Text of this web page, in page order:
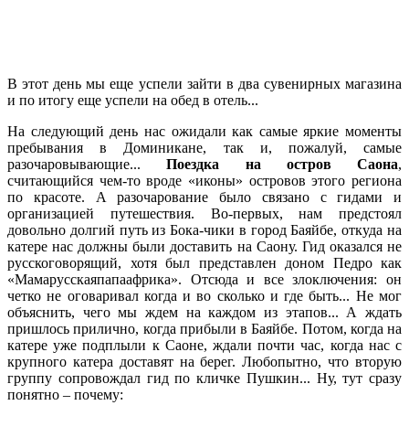
В этот день мы еще успели зайти в два сувенирных магазина
и по итогу еще успели на обед в отель...
На следующий день нас ожидали как самые яркие моменты
пребывания в Доминикане, так и, пожалуй, самые
разочаровывающие... Поездка на остров Саона,
считающийся чем-то вроде «иконы» островов этого региона
по красоте. А разочарование было связано с гидами и
организацией путешествия. Во-первых, нам предстоял
довольно долгий путь из Бока-чики в город Баяйбе, откуда на
катере нас должны были доставить на Саону. Гид оказался не
русскоговорящий, хотя был представлен доном Педро как
«Мамарусскаяпапаафрика». Отсюда и все злоключения: он
четко не оговаривал когда и во сколько и где быть... Не мог
объяснить, чего мы ждем на каждом из этапов... А ждать
пришлось прилично, когда прибыли в Баяйбе. Потом, когда на
катере уже подплыли к Саоне, ждали почти час, когда нас с
крупного катера доставят на берег. Любопытно, что вторую
группу сопровождал гид по кличке Пушкин... Ну, тут сразу
понятно – почему: